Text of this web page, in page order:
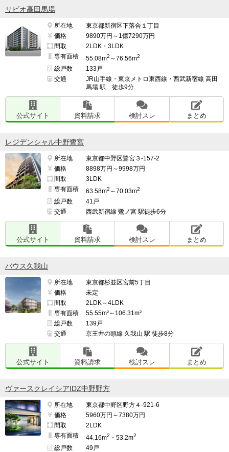
リビオ高田馬場
所在地
東京都新宿区下落合１丁目
価格
9890万円～1億7290万円
間取
2LDK・3LDK
専有面積
55.08m2 ～76.56m2
総戸数
133戸
交通
JR山手線・東京メトロ東西線・西武新宿線 高田
馬場 駅 徒歩9分
公式サイト 資料請求 検討スレ まとめ
レジデンシャル中野鷺宮
所在地
東京都中野区鷺宮３-157-2
価格
8898万円～9998万円
間取
3LDK
専有面積
63.58m2 ～70.03m2
総戸数
41戸
交通
西武新宿線 鷺ノ宮 駅徒歩6分
公式サイト 資料請求 検討スレ まとめ
バウス久我山
所在地
東京都杉並区宮前5丁目
価格
未定
間取
2LDK～4LDK
専有面積
55.55m²～106.31m²
総戸数
139戸
交通
京王井の頭線 久我山 駅 徒歩8分
公式サイト 資料請求 検討スレ まとめ
ヴァースクレイシアIDZ中野野方
所在地
東京都中野区野方４-921-6
価格
5960万円～7380万円
間取
2LDK
専有面積
44.16m2 ・53.2m2
総戸数
49戸